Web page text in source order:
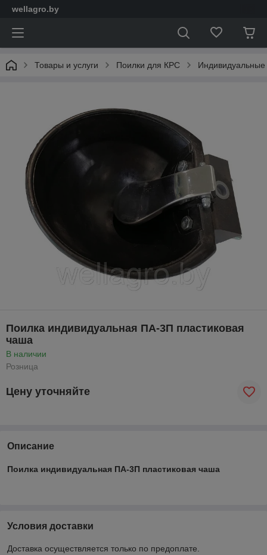
wellagro.by
Товары и услуги Поилки для КРС
Поилка индивидуальная ПА-3П пластиковая
чаша
В наличии
Розница
Цену уточняйте
Описание
Поилка индивидуальная ПА-3П пластиковая чаша
Условия доставки
Доставка осуществляется только по предоплате.